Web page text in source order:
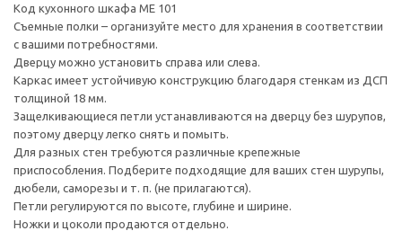
Код кухонного шкафа ME 101
Съемные полки – организуйте место для хранения в соответствии
с вашими потребностями.
Дверцу можно установить справа или слева.
Каркас имеет устойчивую конструкцию благодаря стенкам из ДСП
толщиной 18 мм.
Защелкивающиеся петли устанавливаются на дверцу без шурупов,
поэтому дверцу легко снять и помыть.
Для разных стен требуются различные крепежные
приспособления. Подберите подходящие для ваших стен шурупы,
дюбели, саморезы и т. п. (не прилагаются).
Петли регулируются по высоте, глубине и ширине.
Ножки и цоколи продаются отдельно.